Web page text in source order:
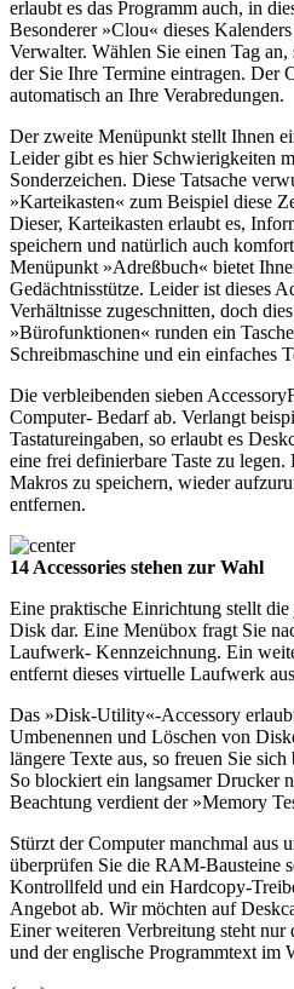
erlaubt es das Programm auch, in
Besonderer »Clou« dieses
Verwalter. Wählen Sie einen Tag
der Sie Ihre Termine eintragen. Der
automatisch an Ihre Verabredungen.
Der zweite Menüpunkt stellt Ihnen
Leider gibt es hier Schwierigkeiten
Sonderzeichen. Diese Tatsache
»Karteikasten« zum Beispiel diese
Dieser, Karteikasten erlaubt es,
speichern und natürlich auch
Menüpunkt »Adreßbuch« bietet
Gedächtnisstütze. Leider ist dieses
Verhältnisse zugeschnitten, doch
»Bürofunktionen« runden ein
Schreibmaschine und ein einfaches
Die verbleibenden sieben
Computer- Bedarf ab. Verlangt
Tastatureingaben, so erlaubt es
eine frei definierbare Taste zu legen.
Makros zu speichern, wieder
entfernen.
14 Accessories stehen zur Wahl
Eine praktische Einrichtung stellt
Disk dar. Eine Menübox fragt Sie
Laufwerk- Kennzeichnung. Ein
entfernt dieses virtuelle Laufwerk
Das »Disk-Utility«-Accessory
Umbenennen und Löschen von
längere Texte aus, so freuen Sie
So blockiert ein langsamer Drucker
Beachtung verdient der »Memory
Stürzt der Computer manchmal aus
überprüfen Sie die RAM-Bausteine
Kontrollfeld und ein Hardcopy-
Angebot ab. Wir möchten auf
Einer weiteren Verbreitung steht nur
und der englische Programmtext im